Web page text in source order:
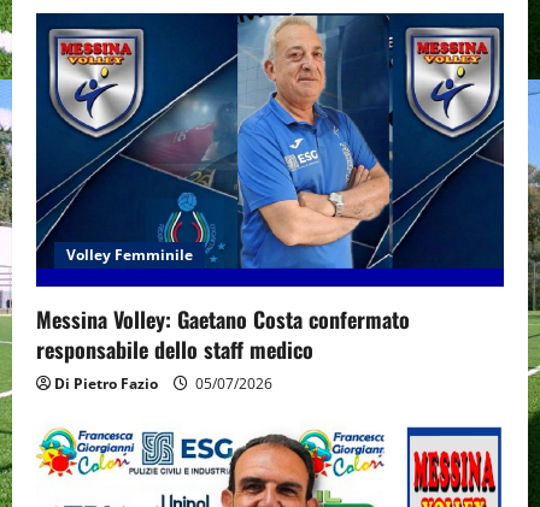
Volley Femminile
Messina Volley: Gaetano Costa confermato
responsabile dello staff medico
Di Pietro Fazio 05/07/2026